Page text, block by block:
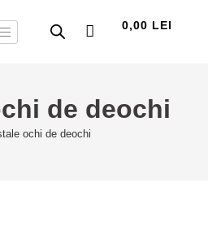
0,00 LEI
de deochi
ochi de deochi